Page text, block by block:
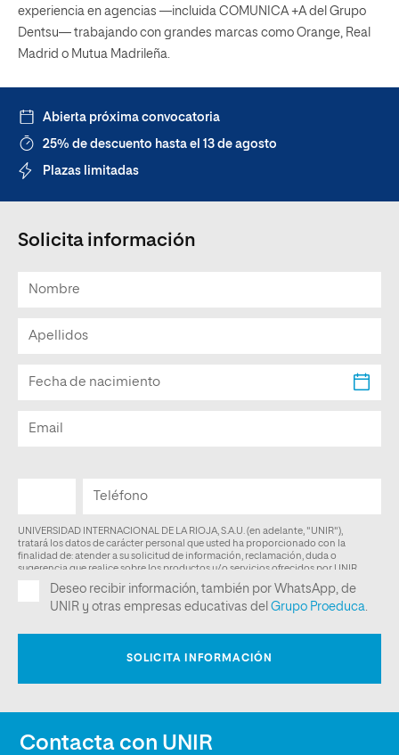
experiencia en agencias —incluida COMUNICA +A del Grupo
Dentsu— trabajando con grandes marcas como Orange, Real
Madrid o Mutua Madrileña.
Abierta próxima convocatoria
25% de descuento hasta el 13 de agosto
Plazas limitadas
Solicita información
Contacta con UNIR